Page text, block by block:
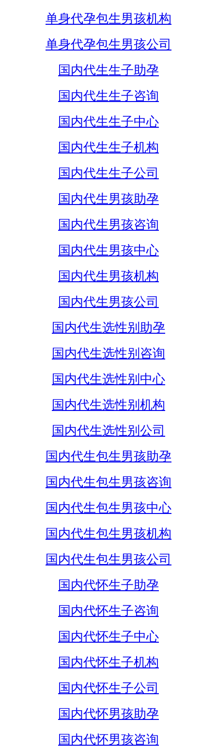
单身代孕包生男孩机构
单身代孕包生男孩公司
国内代生生子助孕
国内代生生子咨询
国内代生生子中心
国内代生生子机构
国内代生生子公司
国内代生男孩助孕
国内代生男孩咨询
国内代生男孩中心
国内代生男孩机构
国内代生男孩公司
国内代生选性别助孕
国内代生选性别咨询
国内代生选性别中心
国内代生选性别机构
国内代生选性别公司
国内代生包生男孩助孕
国内代生包生男孩咨询
国内代生包生男孩中心
国内代生包生男孩机构
国内代生包生男孩公司
国内代怀生子助孕
国内代怀生子咨询
国内代怀生子中心
国内代怀生子机构
国内代怀生子公司
国内代怀男孩助孕
国内代怀男孩咨询